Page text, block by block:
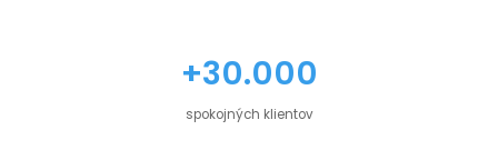
+30.000
spokojných klientov